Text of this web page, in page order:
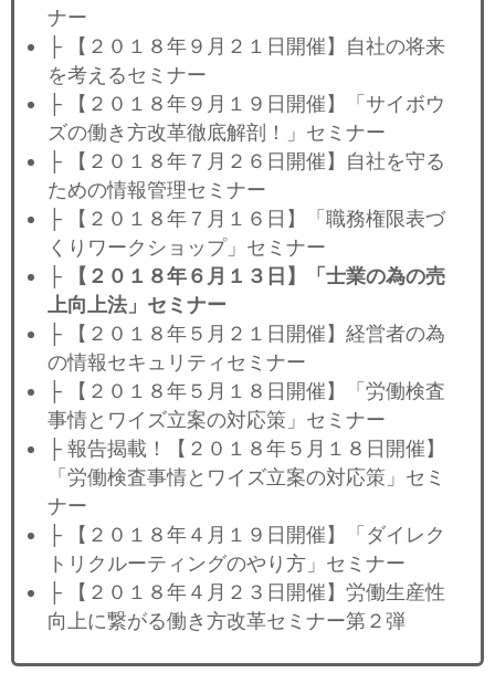
ナー
├ 【２０１８年９月２１日開催】自社の将来
を考えるセミナー
├ 【２０１８年９月１９日開催】「サイボウ
ズの働き方改革徹底解剖！」セミナー
├ 【２０１８年７月２６日開催】自社を守る
ための情報管理セミナー
├ 【２０１８年７月１６日】「職務権限表づ
くりワークショップ」セミナー
├
【２０１８年６月１３日】「士業の為の売
上向上法」セミナー
├ 【２０１８年５月２１日開催】経営者の為
の情報セキュリティセミナー
├ 【２０１８年５月１８日開催】「労働検査
事情とワイズ立案の対応策」セミナー
├ 報告揭載！【２０１８年５月１８日開催】
「労働検査事情とワイズ立案の対応策」セミ
ナー
├ 【２０１８年４月１９日開催】「ダイレク
トリクルーティングのやり方」セミナー
├ 【２０１８年４月２３日開催】労働生産性
向上に繋がる働き方改革セミナー第２弾